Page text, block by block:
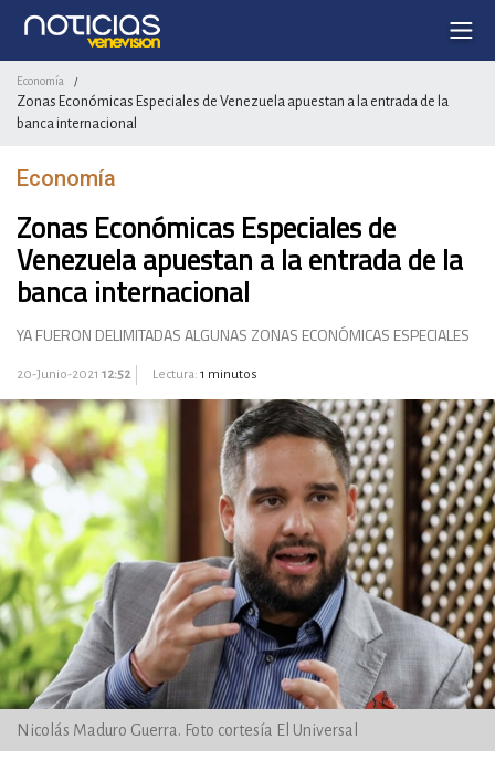
Economía /
Zonas Económicas Especiales de Venezuela apuestan a la entrada de la
banca internacional
Economía
Zonas Económicas Especiales de
Venezuela apuestan a la entrada de la
banca internacional
YA FUERON DELIMITADAS ALGUNAS ZONAS ECONÓMICAS ESPECIALES
20-Junio-2021 12:52 Lectura: 1 minutos
Nicolás Maduro Guerra. Foto cortesía El Universal